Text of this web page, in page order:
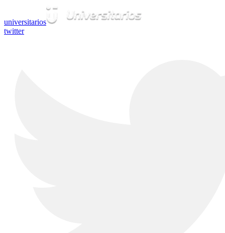
universitarios
twitter